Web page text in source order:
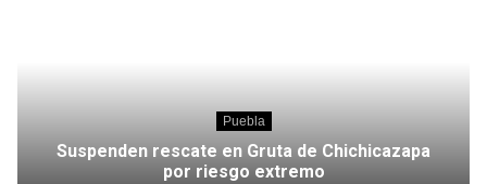
Puebla
Suspenden rescate en Gruta de Chichicazapa
por riesgo extremo